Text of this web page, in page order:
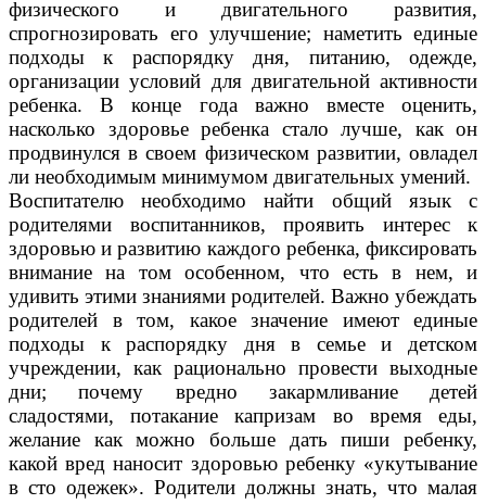
физического и двигательного развития,
спрогнозировать его улучшение; наметить единые
подходы к распорядку дня, питанию, одежде,
организации условий для двигательной активности
ребенка. В конце года важно вместе оценить,
насколько здоровье ребенка стало лучше, как он
продвинулся в своем физическом развитии, овладел
ли необходимым минимумом двигательных умений.
Воспитателю необходимо найти общий язык с
родителями воспитанников, проявить интерес к
здоровью и развитию каждого ребенка, фиксировать
внимание на том особенном, что есть в нем, и
удивить этими знаниями родителей. Важно убеждать
родителей в том, какое значение имеют единые
подходы к распорядку дня в семье и детском
учреждении, как рационально провести выходные
дни; почему вредно закармливание детей
сладостями, потакание капризам во время еды,
желание как можно больше дать пиши ребенку,
какой вред наносит здоровью ребенку «укутывание
в сто одежек». Родители должны знать, что малая